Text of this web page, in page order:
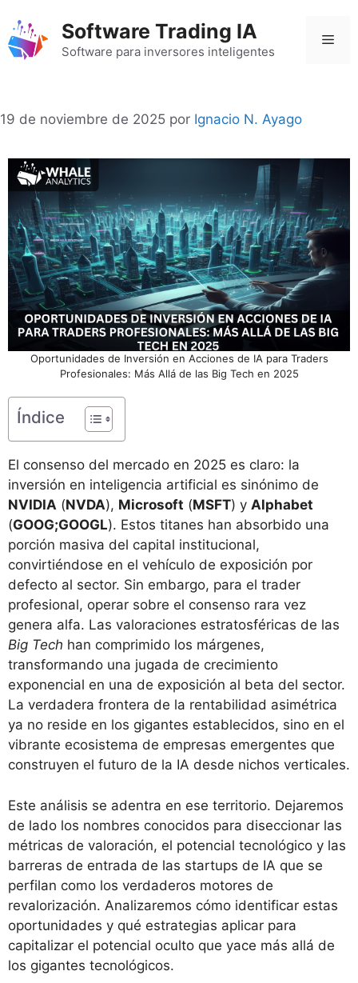
contenido
Software Trading IA
Software para inversores inteligentes
19 de noviembre de 2025 por Ignacio N. Ayago
Oportunidades de Inversión en Acciones de IA para Traders
Profesionales: Más Allá de las Big Tech en 2025
Índice
El consenso del mercado en 2025 es claro: la
inversión en inteligencia artificial es sinónimo de
NVIDIA (NVDA), Microsoft (MSFT) y Alphabet
(GOOG;GOOGL). Estos titanes han absorbido una
porción masiva del capital institucional,
convirtiéndose en el vehículo de exposición por
defecto al sector. Sin embargo, para el trader
profesional, operar sobre el consenso rara vez
genera alfa. Las valoraciones estratosféricas de las
Big Tech han comprimido los márgenes,
transformando una jugada de crecimiento
exponencial en una de exposición al beta del sector.
La verdadera frontera de la rentabilidad asimétrica
ya no reside en los gigantes establecidos, sino en el
vibrante ecosistema de empresas emergentes que
construyen el futuro de la IA desde nichos verticales.
Este análisis se adentra en ese territorio. Dejaremos
de lado los nombres conocidos para diseccionar las
métricas de valoración, el potencial tecnológico y las
barreras de entrada de las startups de IA que se
perfilan como los verdaderos motores de
revalorización. Analizaremos cómo identificar estas
oportunidades y qué estrategias aplicar para
capitalizar el potencial oculto que yace más allá de
los gigantes tecnológicos.